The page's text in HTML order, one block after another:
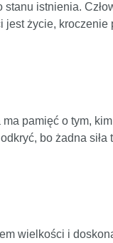
istnienia.
życie,
pamięć o tym,
bo żadna
wielkości i